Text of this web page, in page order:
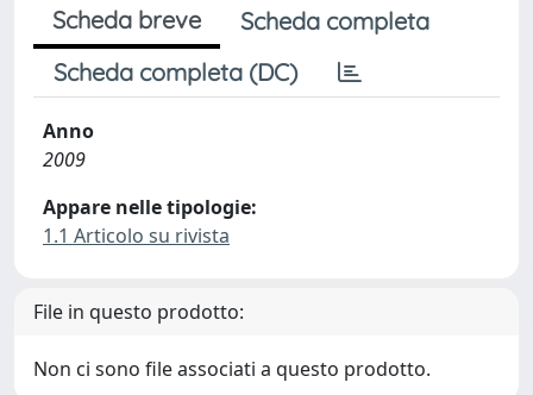
Scheda breve
Scheda completa
Scheda completa (DC)
Anno
2009
Appare nelle tipologie:
1.1 Articolo su rivista
File in questo prodotto:
Non ci sono file associati a questo prodotto.